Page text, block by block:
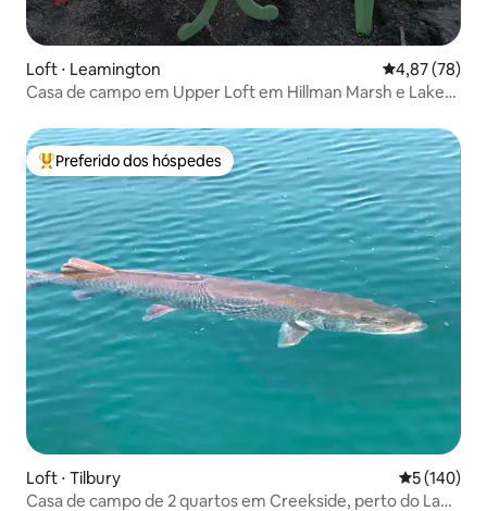
Loft ⋅ Leamington 4,87 de uma
4,87 (78)
Casa de campo em Upper Loft em Hillman Marsh e Lake
Entre os melhores preferidos dos hóspedes
Preferido dos hóspedes
Loft ⋅ Tilbury 5 de uma
5 (140)
Casa de campo de 2 quartos em Creekside, perto do Lago